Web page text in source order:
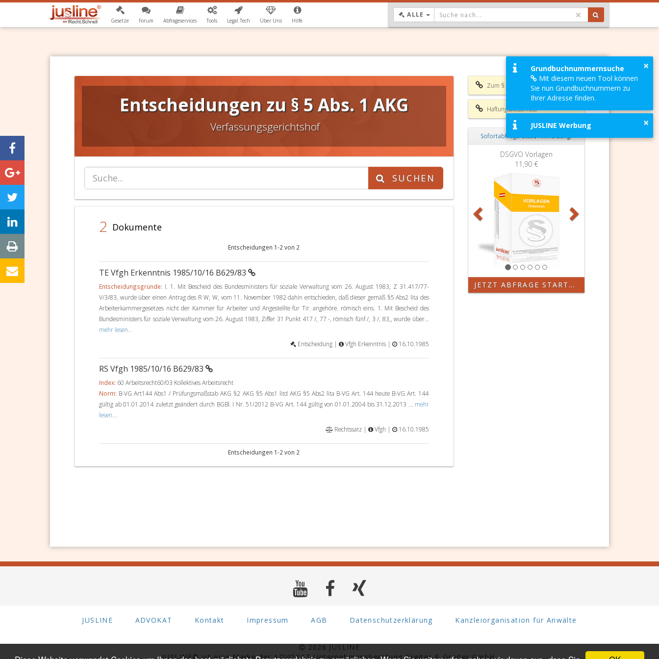
Gesetze Forum Abfrageservices Tools Legal.Tech Über Uns Hilfe
ALLE DROPDOWN: GEWÄHLTER WERT IST ALLE
Entscheidungen zu § 5 Abs. 1 AKG
Verfassungsgerichtshof
SUCHEN
2 Dokumente
Entscheidungen 1-2 von 2
TE Vfgh Erkenntnis 1985/10/16 B629/83
Entscheidungsgründe: I. 1. Mit Bescheid des Bundesministers für soziale Verwaltung vom 26. August 1983, Z 31.417/77-
V/3/83, wurde über einen Antrag des R W, W, vom 11. November 1982 dahin entschieden, daß dieser gemäß §5 Abs2 lita des
Arbeiterkammergesetzes nicht der Kammer für Arbeiter und Angestellte für Tir. angehöre. römisch eins. 1. Mit Bescheid des
Bundesministers für soziale Verwaltung vom 26. August 1983, Ziffer 31 Punkt 417 /, 77 -, römisch fünf /, 3 /, 83,, wurde über...
mehr lesen...
Entscheidung |
Vfgh Erkenntnis | 16.10.1985
RS Vfgh 1985/10/16 B629/83
Index: 60 Arbeitsrecht60/03 Kollektives Arbeitsrecht
Norm: B-VG Art144 Abs1 / Prüfungsmaßstab AKG §2 AKG §5 Abs1 litd AKG §5 Abs2 lita B-VG Art. 144 heute B-VG Art. 144
gültig ab 01.01.2014 zuletzt geändert durch BGBl. I Nr. 51/2012 B-VG Art. 144 gültig von 01.01.2004 bis 31.12.2013 ... mehr
lesen...
Rechtssatz |
Vfgh | 16.10.1985
Entscheidungen 1-2 von 2
Zum § 5 AKG
Haftungsausschluss
SofortabfrageohneAnmeldung!
DSGVO Vorlagen
11,90 €
Zurück
JETZT ABFRAGE STARTEN
JUSLINE ADVOKAT Kontakt Impressum AGB Datenschutzerklärung Kanzleiorganisation für Anwälte
2026 JUSLINE
JUSLINE® ist eine Marke der ADVOKAT Unternehmensberatung Greiter & Greiter GmbH.
×
Grundbuchnummernsuche
Mit diesem neuen Tool können
Sie nun Grundbuchnummern zu
Ihrer Adresse finden.
×
JUSLINE Werbung